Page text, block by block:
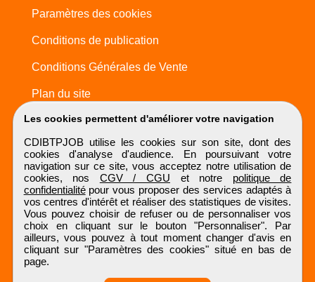
Les cookies permettent d'améliorer votre navigation
CDIBTPJOB utilise les cookies sur son site, dont des
cookies d'analyse d'audience. En poursuivant votre
navigation sur ce site, vous acceptez notre utilisation de
cookies, nos CGV / CGU et notre politique de
confidentialitépour vous proposer des services adaptés à
vos centres d'intérêt et réaliser des statistiques de visites.
Vous pouvez choisir de refuser ou de personnaliser vos
choix en cliquant sur le bouton "Personnaliser". Par
ailleurs, vous pouvez à tout moment changer d'avis en
cliquant sur "Paramètres des cookies" situé en bas de
page.
Paramètres des cookies
Conditions de publication
Conditions Générales de Vente
Plan du site